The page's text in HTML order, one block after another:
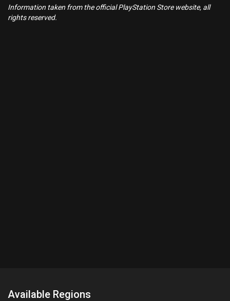
Information taken from the official PlayStation Store website, all
rights reserved.
Available Regions